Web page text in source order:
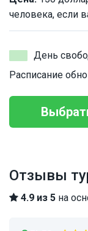
человека, если
День
Расписание
Отзывы
4.9 из 5 на